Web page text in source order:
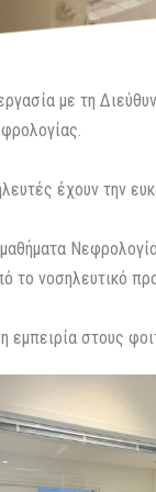
με τη
έχουν την
το νοσηλευτικό
στους